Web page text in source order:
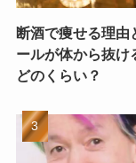
断酒で痩せる理由
ールが体から抜け
どのくらい？